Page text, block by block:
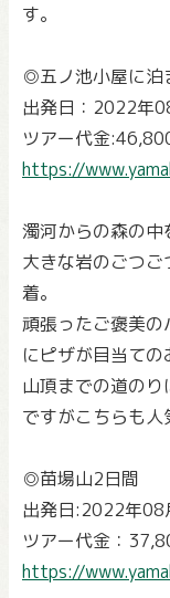
す。
◎五ノ池小屋に泊
出発日：2022年
ツアー代金
https://
濁河からの森の中
大きな岩のごつ
着。
頑張ったご褒美
にピザが目当ての
山頂までの道の
ですがこちらも人
◎苗場山2日間
出発日:2022年
ツアー代金：
https://